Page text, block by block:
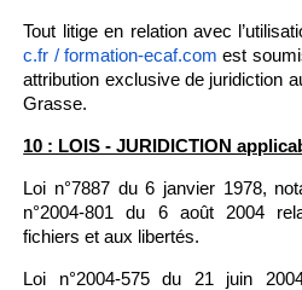
Tout litige en relation avec
c.fr / formation-ecaf.com est
attribution exclusive de juridiction
Grasse.
10 : LOIS - JURIDICTION
Loi n°7887 du 6 janvier 1978,
n°2004-801 du 6 août 2004
fichiers et aux libertés.
Loi n°2004-575 du 21 juin